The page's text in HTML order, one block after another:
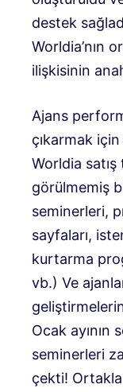
destek
Worldia’nın
ilişkisinin
Ajans
çıkarmak
Worldia
görülmemiş
seminerleri,
sayfaları,
kurtarma
vb.) Ve
Ocak ayının
seminerleri
çekti!